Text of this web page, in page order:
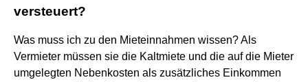
versteuert?
Was muss ich zu den Mieteinnahmen wissen? Als
Vermieter müssen sie die Kaltmiete und die auf die Mieter
umgelegten Nebenkosten als zusätzliches Einkommen